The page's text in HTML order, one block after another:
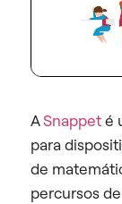
ASnappeté
para
de
percursos